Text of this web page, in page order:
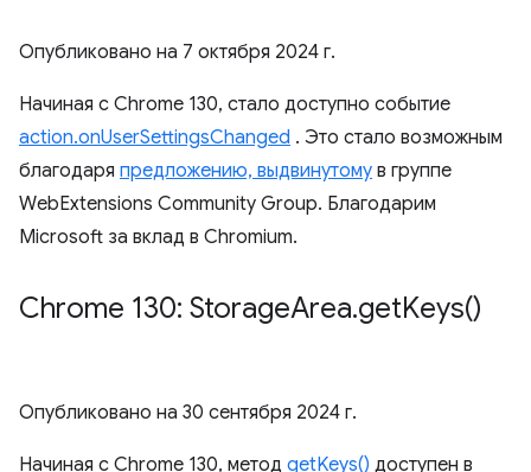
Опубликовано на 7 октября 2024 г.
Начиная с Chrome 130, стало доступно событие
action.onUserSettingsChanged . Это стало возможным
благодаря предложению, выдвинутому в группе
WebExtensions Community Group. Благодарим
Microsoft за вклад в Chromium.
Chrome 130: StorageArea.getKeys()
Опубликовано на 30 сентября 2024 г.
Начиная с Chrome 130, метод getKeys() доступен в